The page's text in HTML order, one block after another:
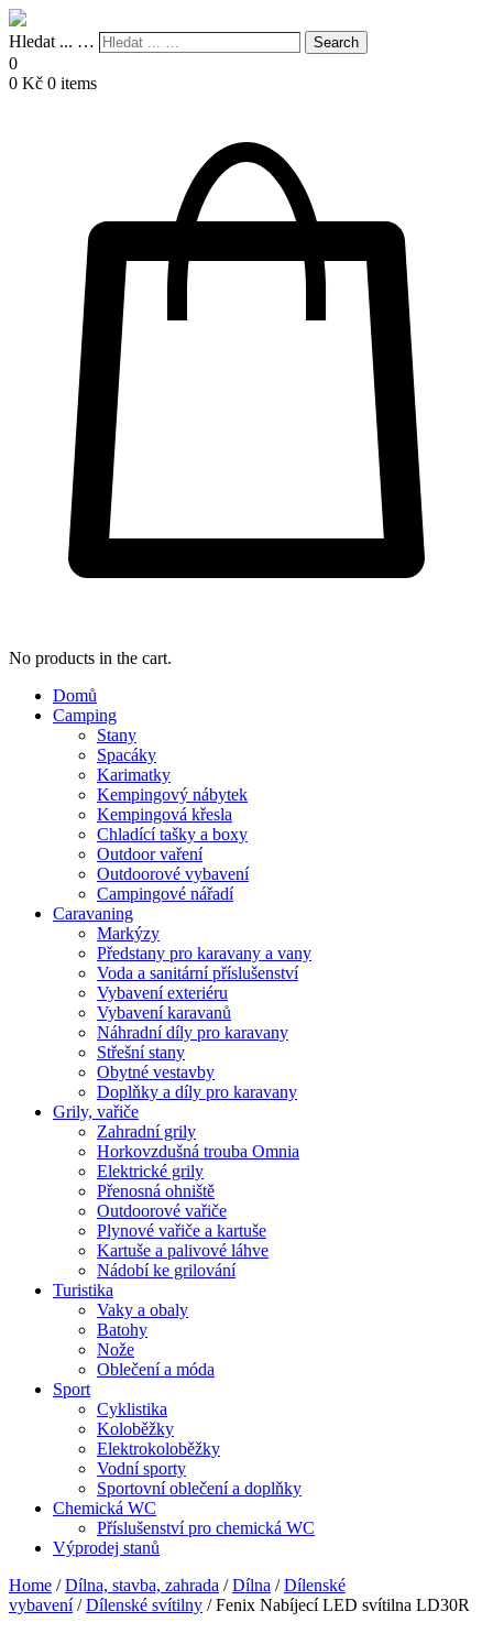
Hledat ... … Search
0
0 Kč 0 items
No products in the cart.
Domů
Camping
Stany
Spacáky
Karimatky
Kempingový nábytek
Kempingová křesla
Chladící tašky a boxy
Outdoor vaření
Outdoorové vybavení
Campingové nářadí
Caravaning
Markýzy
Předstany pro karavany a vany
Voda a sanitární příslušenství
Vybavení exteriéru
Vybavení karavanů
Náhradní díly pro karavany
Střešní stany
Obytné vestavby
Doplňky a díly pro karavany
Grily, vařiče
Zahradní grily
Horkovzdušná trouba Omnia
Elektrické grily
Přenosná ohniště
Outdoorové vařiče
Plynové vařiče a kartuše
Kartuše a palivové láhve
Nádobí ke grilování
Turistika
Vaky a obaly
Batohy
Nože
Oblečení a móda
Sport
Cyklistika
Koloběžky
Elektrokoloběžky
Vodní sporty
Sportovní oblečení a doplňky
Chemická WC
Příslušenství pro chemická WC
Výprodej stanů
Home /Dílna, stavba, zahrada /Dílna /Dílenské
vybavení/Dílenské svítilny / Fenix Nabíjecí LED svítilna LD30R